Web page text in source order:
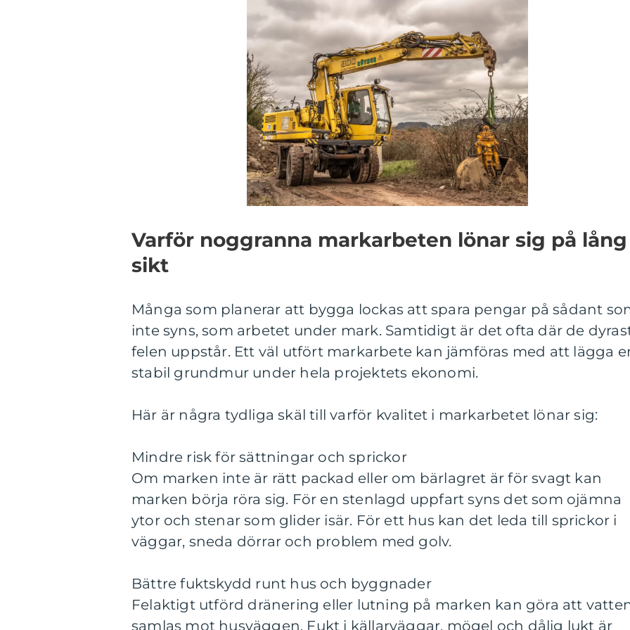
Varför noggranna markarbeten lönar sig på lång
sikt
Många som planerar att bygga lockas att spara pengar på sådant
inte syns, som arbetet under mark. Samtidigt är det ofta där de
felen uppstår. Ett väl utfört markarbete kan jämföras med att lägga
stabil grundmur under hela projektets ekonomi.
Här är några tydliga skäl till varför kvalitet i markarbetet lönar sig:
Mindre risk för sättningar och sprickor
Om marken inte är rätt packad eller om bärlagret är för svagt kan
marken börja röra sig. För en stenlagd uppfart syns det som ojämna
ytor och stenar som glider isär. För ett hus kan det leda till sprickor i
väggar, sneda dörrar och problem med golv.
Bättre fuktskydd runt hus och byggnader
Felaktigt utförd dränering eller lutning på marken kan göra att
samlas mot husväggen. Fukt i källarväggar, mögel och dålig lukt är